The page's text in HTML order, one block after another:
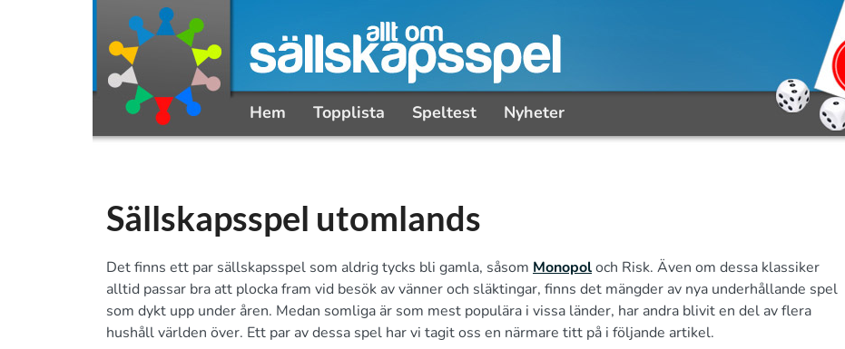
Hem Topplista Speltest Nyheter
Sällskapsspel utomlands
Det finns ett par sällskapsspel som aldrig tycks bli gamla, såsom Monopoloch Risk. Även om dessa klassiker
alltid passar bra att plocka fram vid besök av vänner och släktingar, finns det mängder av nya underhållande spel
som dykt upp under åren. Medan somliga är som mest populära i vissa länder, har andra blivit en del av flera
hushåll världen över. Ett par av dessa spel har vi tagit oss en närmare titt på i följande artikel.